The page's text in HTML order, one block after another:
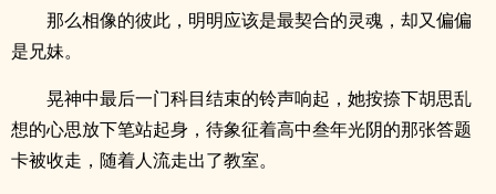
那么相像的彼此，明明应该是最契合的灵魂，却又偏偏
是兄妹。
晃神中最后一门科目结束的铃声响起，她按捺下胡思乱
想的心思放下笔站起身，待象征着高中叁年光阴的那张答题
卡被收走，随着人流走出了教室。